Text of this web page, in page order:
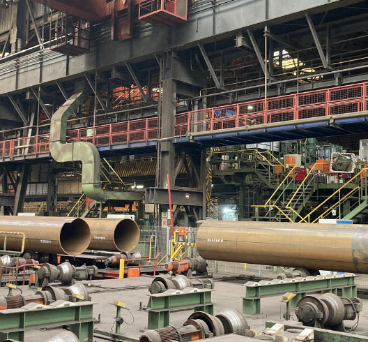
a. N.
Mediathek
Newsletter
Kontakt
Suche